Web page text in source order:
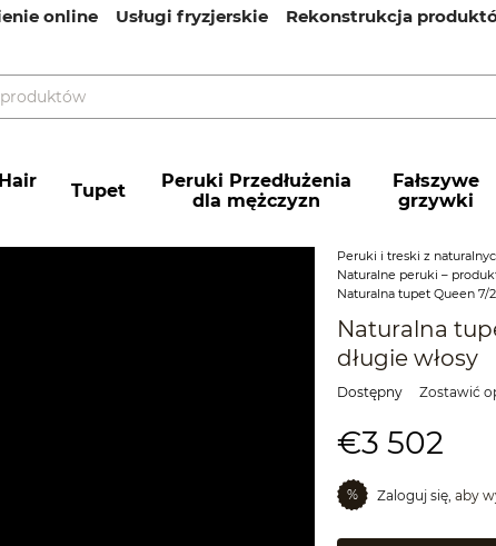
online Usługi fryzjerskie Rekonstrukcja
Tupet
Peruki Przedłużenia
dla mężczyzn
Fałszywe
grzywki
Peruki i treski z
Naturalne peruki –
Naturalnа tupet Queen 7/
Naturalnа
długie włosy
Dostępny Zostawić
€3 502
% Zaloguj się, aby